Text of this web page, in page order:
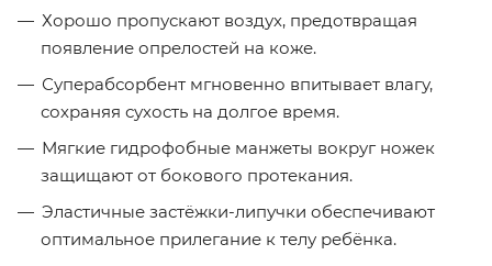
Хорошо пропускают воздух, предотвращая
появление опрелостей на коже.
Суперабсорбент мгновенно впитывает влагу,
сохраняя сухость на долгое время.
Мягкие гидрофобные манжеты вокруг ножек
защищают от бокового протекания.
Эластичные застёжки-липучки обеспечивают
оптимальное прилегание к телу ребёнка.